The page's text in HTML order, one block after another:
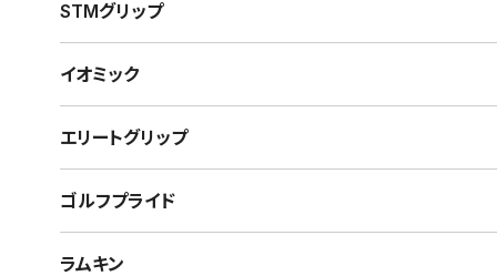
STMグリップ
イオミック
エリートグリップ
ゴルフプライド
ラムキン